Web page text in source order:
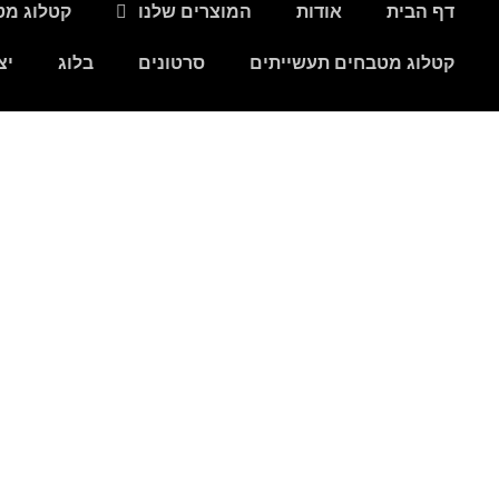
דף הבית אודות המוצרים שלנו קטלוג
קטלוג מטבחים תעשייתים סרטונים בלוג